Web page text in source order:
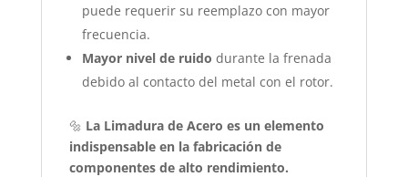
puede requerir su reemplazo con mayor
frecuencia.
Mayor nivel de ruido durante la frenada
debido al contacto del metal con el rotor.
🔩 La Limadura de Acero es un elemento
indispensable en la fabricación de
componentes de alto rendimiento.